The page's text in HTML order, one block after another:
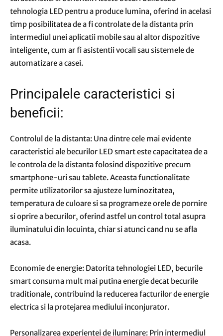
tehnologia LED pentru a produce lumina, oferind in acelasi
timp posibilitatea de a fi controlate de la distanta prin
intermediul unei aplicatii mobile sau al altor dispozitive
inteligente, cum ar fi asistentii vocali sau sistemele de
automatizare a casei.
Principalele caracteristici si
beneficii:
Controlul de la distanta: Una dintre cele mai evidente
caracteristici ale becurilor LED smart este capacitatea de a
le controla de la distanta folosind dispozitive precum
smartphone-uri sau tablete. Aceasta functionalitate
permite utilizatorilor sa ajusteze luminozitatea,
temperatura de culoare si sa programeze orele de pornire
si oprire a becurilor, oferind astfel un control total asupra
iluminatului din locuinta, chiar si atunci cand nu se afla
acasa.
Economie de energie: Datorita tehnologiei LED, becurile
smart consuma mult mai putina energie decat becurile
traditionale, contribuind la reducerea facturilor de energie
electrica si la protejarea mediului inconjurator.
Personalizarea experientei de iluminare: Prin intermediul